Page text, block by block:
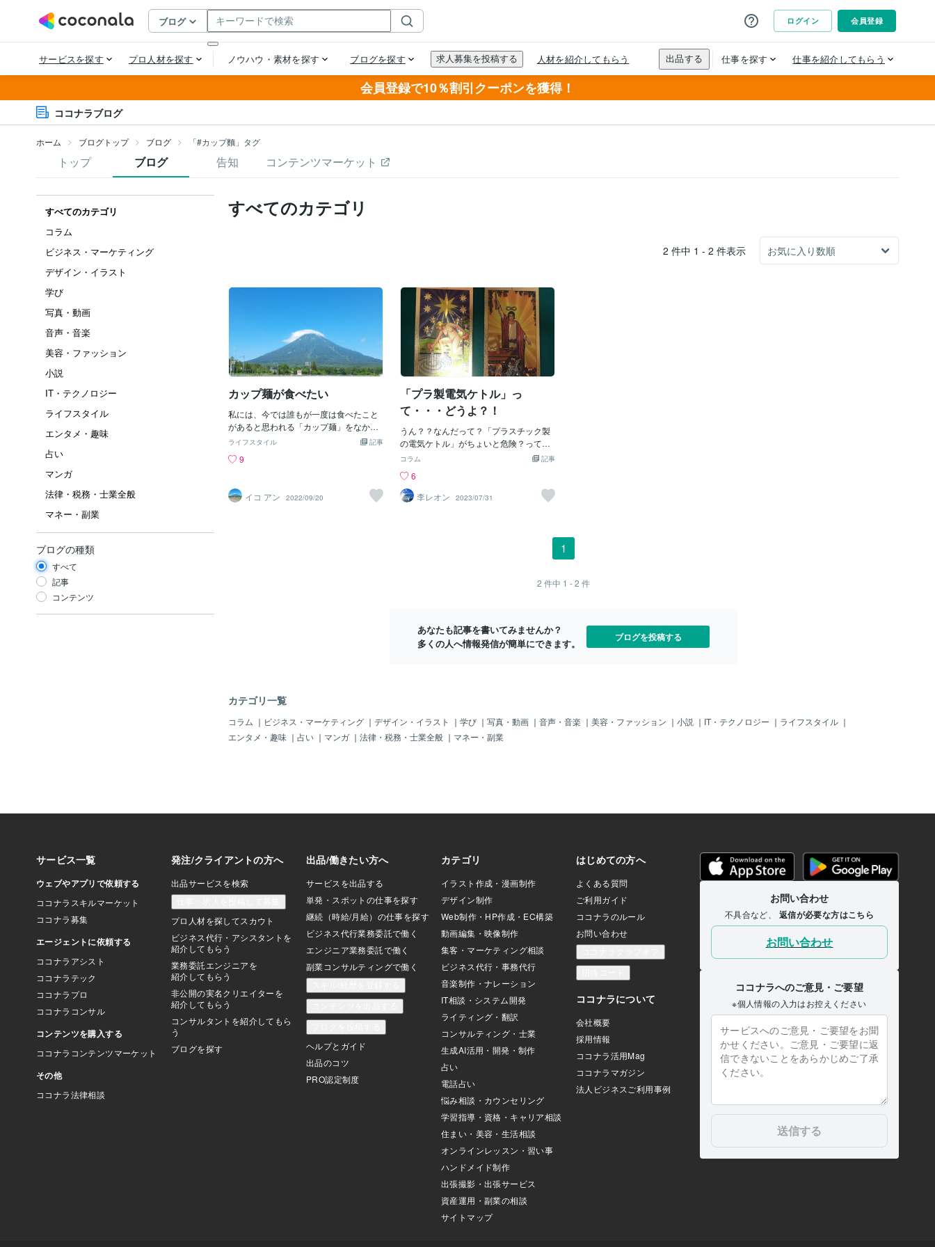
会員登録で10％割引クーポンを獲得！
ココナラブログ
ホーム ブログトップ ブログ 「#カップ麵」タグ
トップ ブログ 告知 コンテンツマーケット
すべてのカテゴリ
コラム
ビジネス・マーケティング
デザイン・イラスト
学び
写真・動画
音声・音楽
美容・ファッション
小説
IT・テクノロジー
ライフスタイル
エンタメ・趣味
占い
マンガ
法律・税務・士業全般
マネー・副業
ブログの種類
すべて
記事
コンテンツ
すべてのカテゴリ
2 件中 1 - 2 件表示
カップ麺が食べたい
私には、今では誰もが一度は食べたこと
があると思われる「カップ麺」をなかな
か食べられない時代がありました。 カッ
の自動販売機が地元スーパーの入り口に
コマーシャルで見ていたので、すっごく
食べてみたいと思ったけど、結局、何年
つくようになっています。食堂のラーメ
ね。 これだけラーメン代があがっている
のに、年金の支給額は、３０年前の半額
記事
ライフスタイル
9
イコ アン 2022/09/20
「プラ製電気ケトル」っ
て・・・どうよ？！
うん？？なんだって？「プラスチック製
の電気ケトル」がちょいと危険？ってウ
エブに出てるけど～、「なんじゃらほ
家でず～っと使ってるけど、別に「問
題？」無いけどね～。「コ～ヒ～も紅茶
も～、カップヌードルも～」なんでもか
か「有害物質」的なモノが水に溶け込ん
らん？！・・・そういえば、ボクが「初
めて電気ケトルを知ったのは、中国に旅
ップ麺」で実験した。^^;「ここが、スイ
ッチね！、これでイイかな？！」（待つ
こと１ー２分）「お～、なんか便利じゃ
じゃね？！と思ったボク。＾＾なんなら
～、欧米とかでも大人気のニッポンの
「鉄瓶（てつびん）」とかって昔ながら
の日本の文化と技術の「結晶」で～
（今、世界中で「高値取引」されている
記事
コラム
6
李レオン
2023/07/31
1
2 件中 1 - 2 件
あなたも記事を書いてみませんか？
多くの人へ情報発信が簡単にできます。
ブログを投稿する
カテゴリ一覧
コラム ｜ ビジネス・マーケティング ｜ デザイン・イラスト ｜ 学び ｜ 写真・動画 ｜ 音声・音楽 ｜ 美容・ファッション ｜ 小説 ｜ IT・テクノロジー ｜ ライフスタイル ｜
エンタメ・趣味 ｜ 占い ｜ マンガ ｜ 法律・税務・士業全般 ｜ マネー・副業